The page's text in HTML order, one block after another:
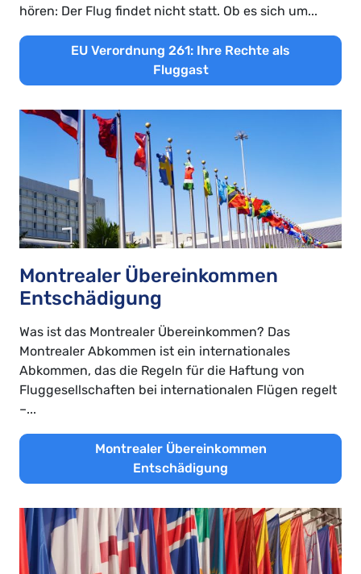
hören: Der Flug findet nicht statt. Ob es sich um...
EU Verordnung 261: Ihre Rechte als
Fluggast
Montrealer Übereinkommen
Entschädigung
Was ist das Montrealer Übereinkommen? Das
Montrealer Abkommen ist ein internationales
Abkommen, das die Regeln für die Haftung von
Fluggesellschaften bei internationalen Flügen regelt
–...
Montrealer Übereinkommen
Entschädigung